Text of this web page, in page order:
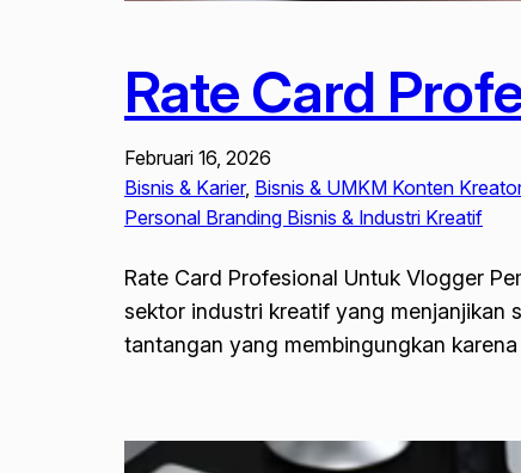
Rate Card
Februari 16, 2026
Bisnis & Karier, Bisnis & UMKM Konten
Personal Branding Bisnis & Industri Kreatif
Rate Card Profesional Untuk Vlogger
sektor industri kreatif yang menjanjikan
tantangan yang membingungkan